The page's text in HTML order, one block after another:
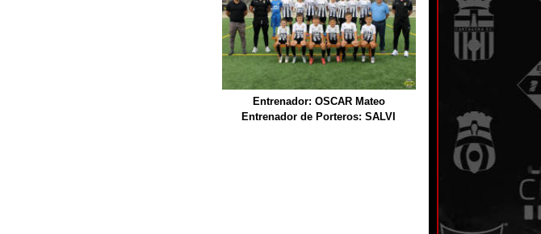
Entrenador: OSCAR Mateo
Entrenador de Porteros: SALVI